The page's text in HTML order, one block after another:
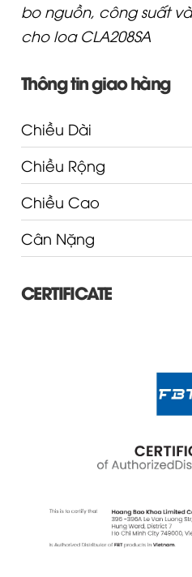
bo nguồn, công suất
cho loa CLA208SA
Thông tin giao hàng
Chiều Dài
Chiều Rộng
Chiều Cao
Cân Nặng
CERTIFICATE